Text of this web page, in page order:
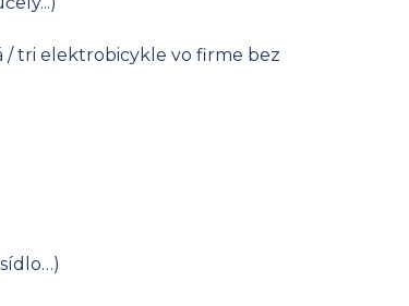
/ tri elektrobicykle vo firme bez